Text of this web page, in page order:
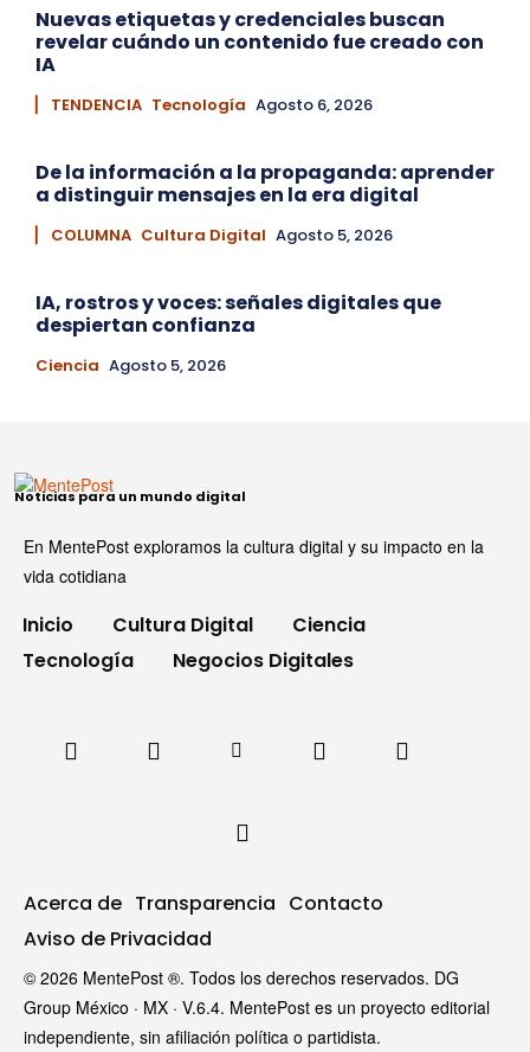
Nuevas etiquetas y credenciales buscan
revelar cuándo un contenido fue creado con
IA
▏ TENDENCIA Tecnología Agosto 6, 2026
De la información a la propaganda: aprender
a distinguir mensajes en la era digital
▏ COLUMNA Cultura Digital Agosto 5, 2026
IA, rostros y voces: señales digitales que
despiertan confianza
Ciencia Agosto 5, 2026
Noticias para un mundo digital
En MentePost exploramos la cultura digital y su impacto en la
vida cotidiana
Inicio Cultura Digital
Ciencia
Tecnología
Negocios Digitales
Acerca de Transparencia Contacto
Aviso de Privacidad
© 2026 MentePost ®. Todos los derechos reservados. DG
Group México · MX · V.6.4. MentePost es un proyecto editorial
independiente, sin afiliación política o partidista.